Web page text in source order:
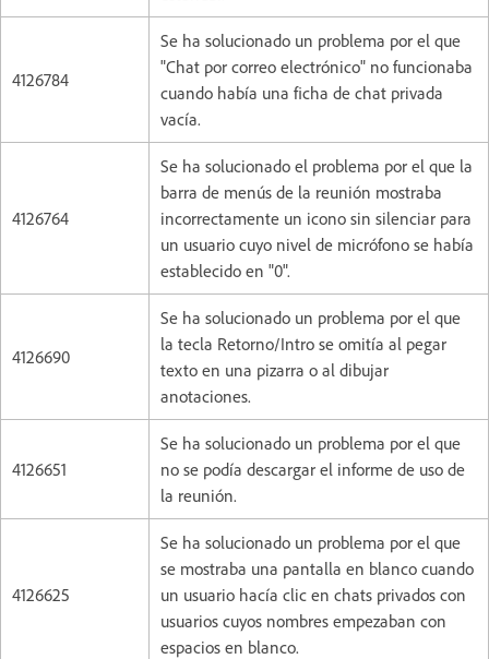
4126784
Se ha solucionado un problema por el que
"Chat por correo electrónico" no funcionaba
cuando había una ficha de chat privada
vacía.
4126764
Se ha solucionado el problema por el que la
barra de menús de la reunión mostraba
incorrectamente un icono sin silenciar para
un usuario cuyo nivel de micrófono se había
establecido en "0".
4126690
Se ha solucionado un problema por el que
la tecla Retorno/Intro se omitía al pegar
texto en una pizarra o al dibujar
anotaciones.
4126651
Se ha solucionado un problema por el que
no se podía descargar el informe de uso de
la reunión.
4126625
Se ha solucionado un problema por el que
se mostraba una pantalla en blanco cuando
un usuario hacía clic en chats privados con
usuarios cuyos nombres empezaban con
espacios en blanco.